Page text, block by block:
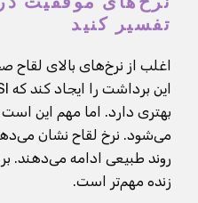
تفسیر کنید
اغلب از نرخ‌های بالای
بهتری دارد. اما مهم این
می‌شود. نرخ لقاح نشان
روند طبیعی ادامه می‌دهند.
زنده مهم‌تر است.